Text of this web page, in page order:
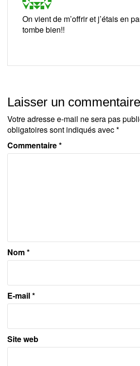
On vient de m’offrir et j’étais en
tombe bien!!
Laisser un commentaire
Votre adresse e-mail ne sera pas
obligatoires sont indiqués avec*
Commentaire*
Nom*
E-mail*
Site web